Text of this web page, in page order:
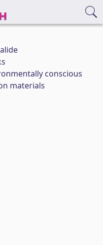
conscious
materials